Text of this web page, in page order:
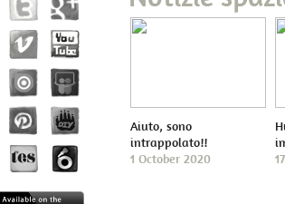
Aiuto, sono
intrappolato!!
1 October 2020